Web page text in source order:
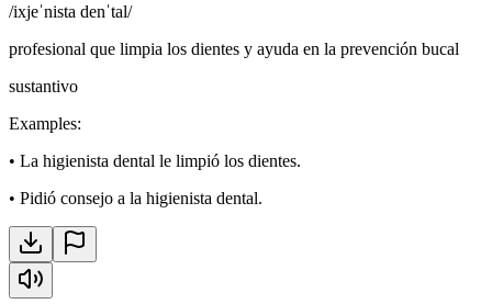
/ixjeˈnista denˈtal/
profesional que limpia los dientes y ayuda en la prevención bucal
sustantivo
Examples:
• La higienista dental le limpió los dientes.
• Pidió consejo a la higienista dental.